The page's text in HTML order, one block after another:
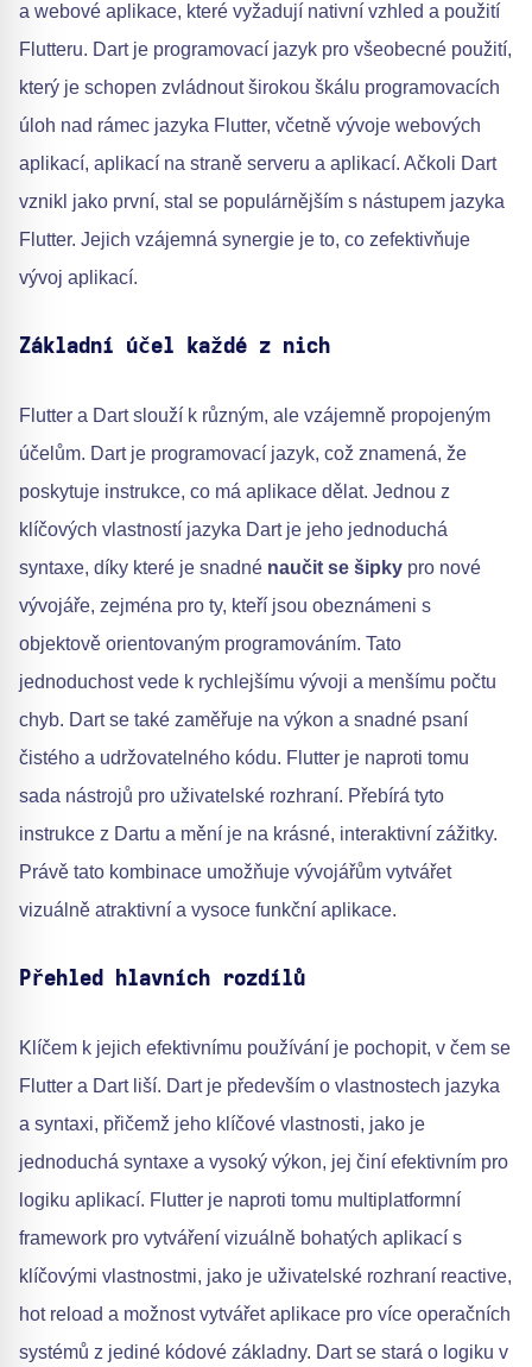
a webové aplikace, které vyžadují nativní vzhled a použití
Flutteru. Dart je programovací jazyk pro všeobecné použití,
který je schopen zvládnout širokou škálu programovacích
úloh nad rámec jazyka Flutter, včetně vývoje webových
aplikací, aplikací na straně serveru a aplikací. Ačkoli Dart
vznikl jako první, stal se populárnějším s nástupem jazyka
Flutter. Jejich vzájemná synergie je to, co zefektivňuje
vývoj aplikací.
Základní účel každé z nich
Flutter a Dart slouží k různým, ale vzájemně propojeným
účelům. Dart je programovací jazyk, což znamená, že
poskytuje instrukce, co má aplikace dělat. Jednou z
klíčových vlastností jazyka Dart je jeho jednoduchá
syntaxe, díky které je snadné naučit se šipky pro nové
vývojáře, zejména pro ty, kteří jsou obeznámeni s
objektově orientovaným programováním. Tato
jednoduchost vede k rychlejšímu vývoji a menšímu počtu
chyb. Dart se také zaměřuje na výkon a snadné psaní
čistého a udržovatelného kódu. Flutter je naproti tomu
sada nástrojů pro uživatelské rozhraní. Přebírá tyto
instrukce z Dartu a mění je na krásné, interaktivní zážitky.
Právě tato kombinace umožňuje vývojářům vytvářet
vizuálně atraktivní a vysoce funkční aplikace.
Přehled hlavních rozdílů
Klíčem k jejich efektivnímu používání je pochopit, v čem se
Flutter a Dart liší. Dart je především o vlastnostech jazyka
a syntaxi, přičemž jeho klíčové vlastnosti, jako je
jednoduchá syntaxe a vysoký výkon, jej činí efektivním pro
logiku aplikací. Flutter je naproti tomu multiplatformní
framework pro vytváření vizuálně bohatých aplikací s
klíčovými vlastnostmi, jako je uživatelské rozhraní reactive,
hot reload a možnost vytvářet aplikace pro více operačních
systémů z jediné kódové základny. Dart se stará o logiku v